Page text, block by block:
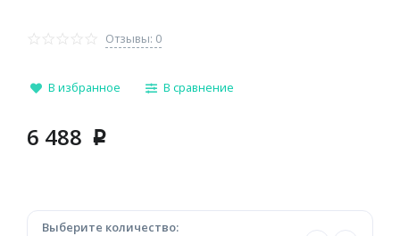
Отзывы: 0
В избранное В сравнение
6 488 p
Выберите количество: